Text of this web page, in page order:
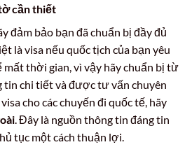
cần thiết
đảm bảo bạn đã chuẩn bị đầy đủ
là visa nếu quốc tịch của bạn yêu
mất thời gian, vì vậy hãy chuẩn bị từ
chi tiết và được tư vấn chuyên
cho các chuyến đi quốc tế, hãy
. Đây là nguồn thông tin đáng tin
tục một cách thuận lợi.